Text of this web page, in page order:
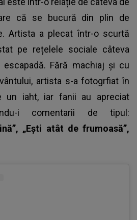
că se bucură din plin de
Artista a plecat într-o scurtă
pe rețelele sociale câteva
Fără machiaj și cu
artista s-a fotogrfiat în
un iaht, iar fanii au apreciat
i comentarii de tipul:
„Ești atât de frumoasă”,